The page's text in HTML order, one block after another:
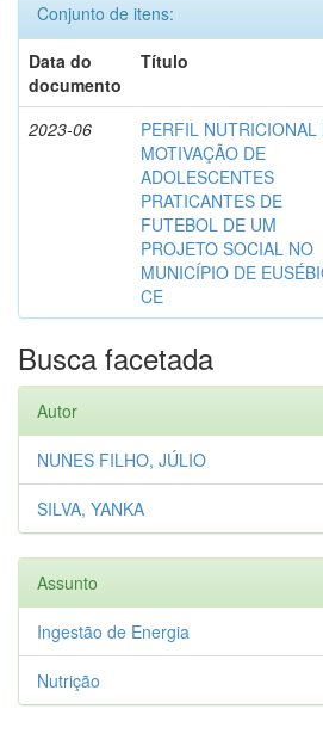
Conjunto de itens:
Data do
documento
Título
2023-06
PERFIL NUTRICIONAL
MOTIVAÇÃO DE
ADOLESCENTES
PRATICANTES DE
FUTEBOL DE UM
PROJETO SOCIAL NO
MUNICÍPIO DE
CE
Busca facetada
Autor
NUNES FILHO, JÚLIO
SILVA, YANKA
Assunto
Ingestão de Energia
Nutrição